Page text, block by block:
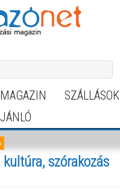
MAGAZIN SZÁLLÁSOK
szórakozás